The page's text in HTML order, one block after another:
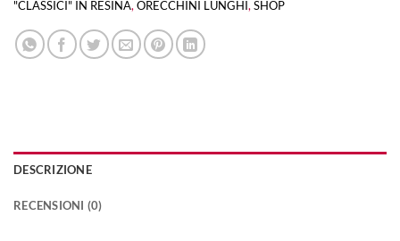
"CLASSICI" IN RESINA, ORECCHINI LUNGHI, SHOP
DESCRIZIONE
RECENSIONI (0)